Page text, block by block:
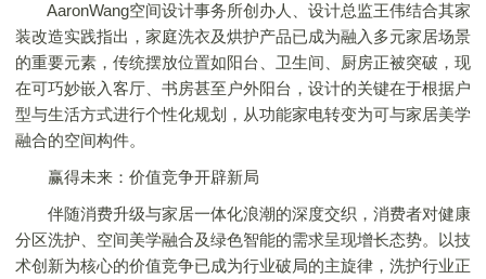
AaronWang空间设计事务所创办人、设计总监王伟结合其家
装改造实践指出，家庭洗衣及烘护产品已成为融入多元家居场景
的重要元素，传统摆放位置如阳台、卫生间、厨房正被突破，现
在可巧妙嵌入客厅、书房甚至户外阳台，设计的关键在于根据户
型与生活方式进行个性化规划，从功能家电转变为可与家居美学
融合的空间构件。
赢得未来：价值竞争开辟新局
伴随消费升级与家居一体化浪潮的深度交织，消费者对健康
分区洗护、空间美学融合及绿色智能的需求呈现增长态势。以技
术创新为核心的价值竞争已成为行业破局的主旋律，洗护行业正